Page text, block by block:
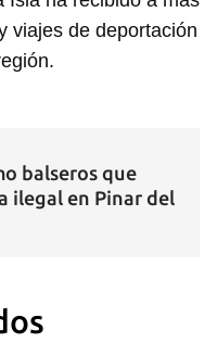
viajes de deportación
balseros que
ilegal en Pinar del